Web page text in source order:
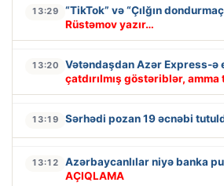
13:29 “TikTok” və “Çılğın
Rüstəmov yazır…
13:20 Vətəndaşdan Azər Express-ə
çatdırılmış göstəriblər,
13:19 Sərhədi pozan 19 əcnəbi
13:12 Azərbaycanlılar niyə banka
AÇIQLAMA